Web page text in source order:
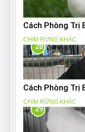
Cách Phòng Trị
CHIM RỪNG KHÁC
28
Cách Phòng Trị
CHIM RỪNG KHÁC
29